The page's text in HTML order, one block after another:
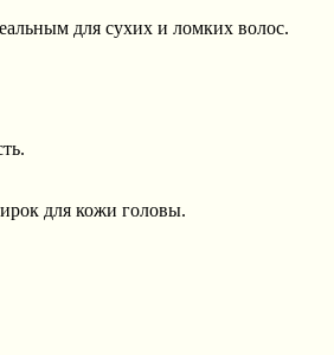
для сухих и ломких волос.
для кожи головы.